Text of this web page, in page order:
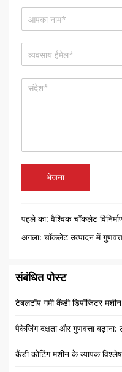
भेजना
पहले का: वैश्विक चॉकलेट
अगला: चॉकलेट उत्पादन में
संबंधित पोस्ट
टेबलटॉप गमी कैंडी डिपॉजिटर
पैकेजिंग दक्षता और गुणवत्ता बढ़ाना:
कैंडी कोटिंग मशीन के व्यापक